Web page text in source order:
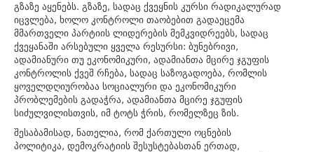
გზაზე აყენებს. გზაზე, სადაც ქვეყნის კურსი რადიკალურად
იცვლება, ხოლო კონტროლი თაობებით გადაეცემა
მმართველი პარტიის ლიდერების მემკვიდრეებს, სადაც
ქვეყანაში არსებული ყველა რესურსი: ბუნებრივი,
ადამიანური თუ ეკონომიკური, ადამიანთა მცირე ჯგუფის
კონტროლის ქვეშ რჩება, სადაც საზოგადოება, რომლის
ყოველდღიურობაა სოციალური და ეკონომიკური
პრობლემების გადაჭრა, ადამიანთა მცირე ჯგუფის
სიძულვილისთვის, იმ ტოტს ჭრის, რომელზეც ზის.
შესაბამისად, ნათელია, რომ ქართული ოცნების
პოლიტიკა, დემოკრატიის შესუსტებასთან ერთად,